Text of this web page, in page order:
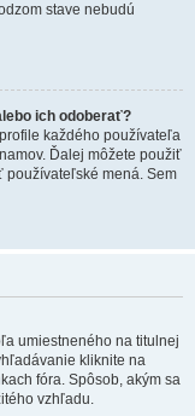
stave nebudú
ich odoberať?
každého používateľa
Ďalej môžete použiť
používateľské mená. Sem
umiestneného na titulnej
kliknite na
fóra. Spôsob, akým sa
vzhľadu.